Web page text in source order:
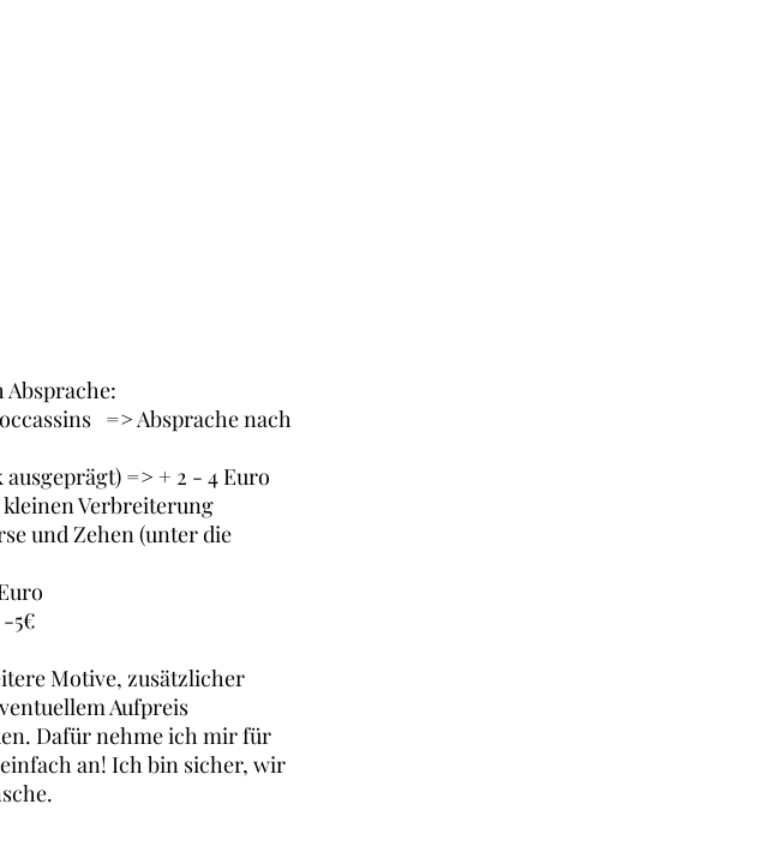
=> Absprache nach
=> + 2 - 4 Euro
Verbreiterung
und Zehen (unter die
5€
Motive, zusätzlicher
Aufpreis
Dafür nehme ich mir für
an! Ich bin sicher, wir